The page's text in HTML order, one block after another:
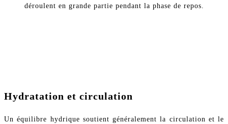
déroulent en grande partie pendant la phase de repos.
Hydratation et circulation
Un équilibre hydrique soutient généralement la circulation et le